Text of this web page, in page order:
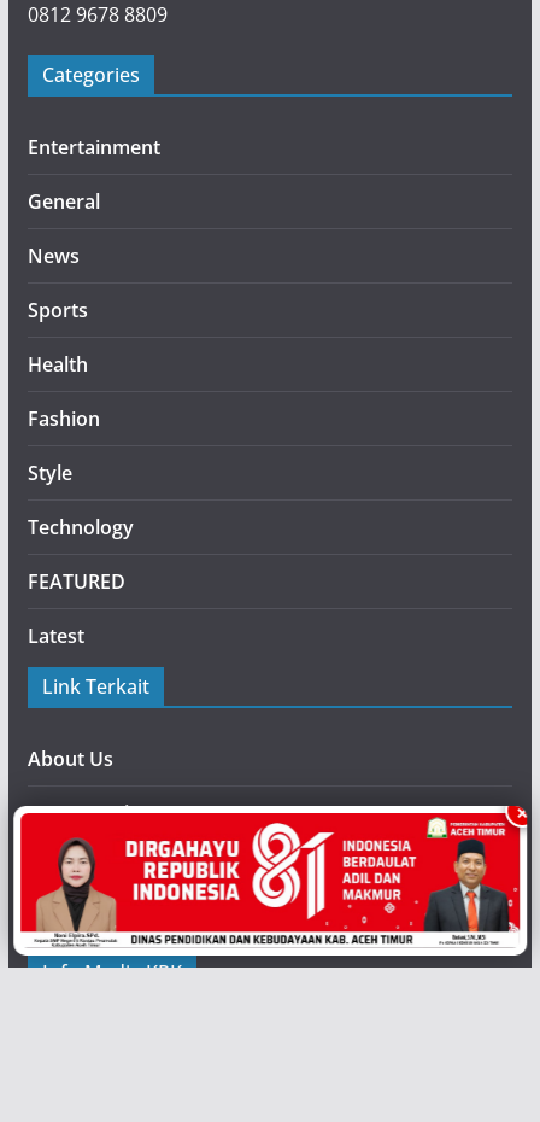
0812 9678 8809
Categories
Entertainment
General
News
Sports
Health
Fashion
Style
Technology
FEATURED
Latest
Link Terkait
About Us
Privacy Policy
Form Pendaftaran
Contact Us
Info Media KPK
×